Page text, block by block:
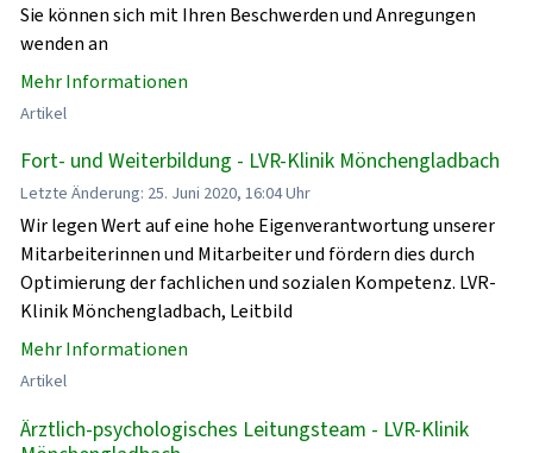
Sie können sich mit Ihren Beschwerden und Anregungen
wenden an
Mehr Informationen
Artikel
Fort- und Weiterbildung - LVR-Klinik Mönchengladbach
Letzte Änderung: 25. Juni 2020, 16:04 Uhr
Wir legen Wert auf eine hohe Eigenverantwortung unserer
Mitarbeiterinnen und Mitarbeiter und fördern dies durch
Optimierung der fachlichen und sozialen Kompetenz. LVR-
Klinik Mönchengladbach, Leitbild
Mehr Informationen
Artikel
Ärztlich-psychologisches Leitungsteam - LVR-Klinik